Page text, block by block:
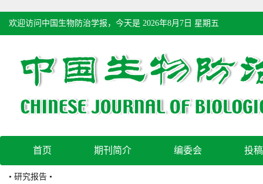
欢迎访问中国生物防治学报，今天是 2026年8月7日 星期五
首页 期刊简介 编委会 投
• 研究报告 •